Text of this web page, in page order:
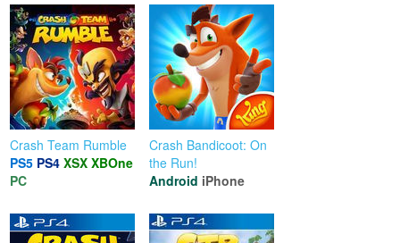
Crash Team Rumble
PS5 PS4 XSX XBOne
PC
Crash Bandicoot: On
the Run!
Android iPhone